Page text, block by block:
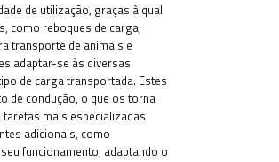
de utilização, graças à qual
como reboques de carga,
transporte de animais e
adaptar-se às diversas
de carga transportada. Estes
de condução, o que os torna
mais especializadas.
adicionais, como
funcionamento, adaptando o